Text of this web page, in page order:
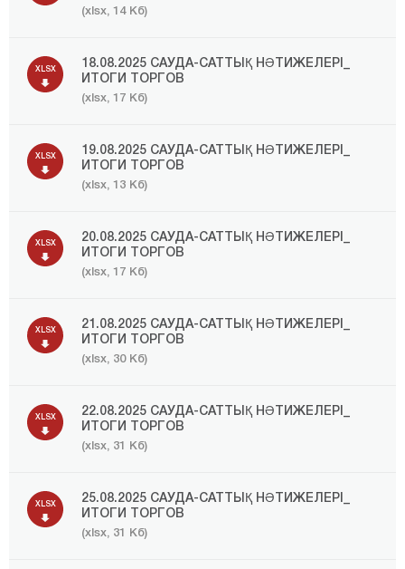
(xlsx, 14 Кб)
XLSX
18.08.2025 САУДА-САТТЫҚ НӘТИЖЕЛЕРІ_
ИТОГИ ТОРГОВ
(xlsx, 17 Кб)
XLSX
19.08.2025 САУДА-САТТЫҚ НӘТИЖЕЛЕРІ_
ИТОГИ ТОРГОВ
(xlsx, 13 Кб)
XLSX
20.08.2025 САУДА-САТТЫҚ НӘТИЖЕЛЕРІ_
ИТОГИ ТОРГОВ
(xlsx, 17 Кб)
XLSX
21.08.2025 САУДА-САТТЫҚ НӘТИЖЕЛЕРІ_
ИТОГИ ТОРГОВ
(xlsx, 30 Кб)
XLSX
22.08.2025 САУДА-САТТЫҚ НӘТИЖЕЛЕРІ_
ИТОГИ ТОРГОВ
(xlsx, 31 Кб)
XLSX
25.08.2025 САУДА-САТТЫҚ НӘТИЖЕЛЕРІ_
ИТОГИ ТОРГОВ
(xlsx, 31 Кб)